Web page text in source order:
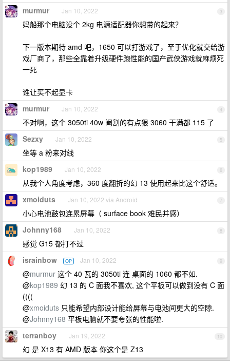
3
murmur Jan 10, 2022
妈船那个电脑没个 2kg 电源适配器你想带的起来？
下一版本期待 amd 吧，1650 可以打游戏了，至于优化就交给游
戏厂商了，那些全靠着升级硬件跑性能的国产武侠游戏就麻烦死
一死
谁让买不起显卡
4
murmur Jan 10, 2022
不对啊，这个 3050ti 40w 阉割的有点狠 3060 干满都 115 了
5
Sezxy Jan 10, 2022
坐等 a 粉来对线
6
kop1989 Jan 10, 2022
从我个人角度考虑，360 度翻折的幻 13 使用起来比这个舒适。
7
xmoiduts Jan 10, 2022 via Android
小心电池鼓包连累屏幕（ surface book 难民并感）
8
Johnny168 Jan 10, 2022
感觉 G15 都打不过
9
israinbow OP Jan 10, 2022
@murmur 这个 40 瓦的 3050ti 连 桌面的 1060 都不如.
@kop1989 幻 13 的 C 面我不喜欢, 这个平板可以做到没有 C 面
((((
@xmoiduts 只能希望内部设计能给屏幕与电池间更大的空隙.
@Johnny168 平板电脑就不要夸张的性能啦.
10
terranboy Jan 19, 2022
幻 是 X13 有 AMD 版本 你这个是 Z13